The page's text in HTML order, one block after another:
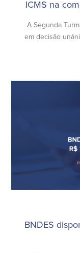
ICMS na
​A Segunda
em decisão
BNDES